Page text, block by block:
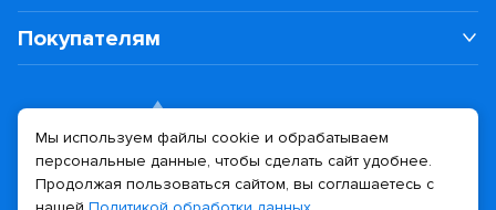
Покупателям
Дизайн сайта Разработка сайта
Мы используем файлы cookie и обрабатываем
персональные данные, чтобы сделать сайт удобнее.
Продолжая пользоваться сайтом, вы соглашаетесь с